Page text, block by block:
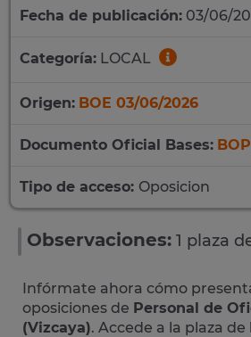
Fecha de publicación: 03/06/
Categoría: LOCAL
Origen: BOE 03/06/2026
Documento Oficial Bases:
Tipo de acceso: Oposicion
Observaciones: 1 plaza
Infórmate ahora cómo
oposiciones de Personal de
(Vizcaya). Accede a la plaza de